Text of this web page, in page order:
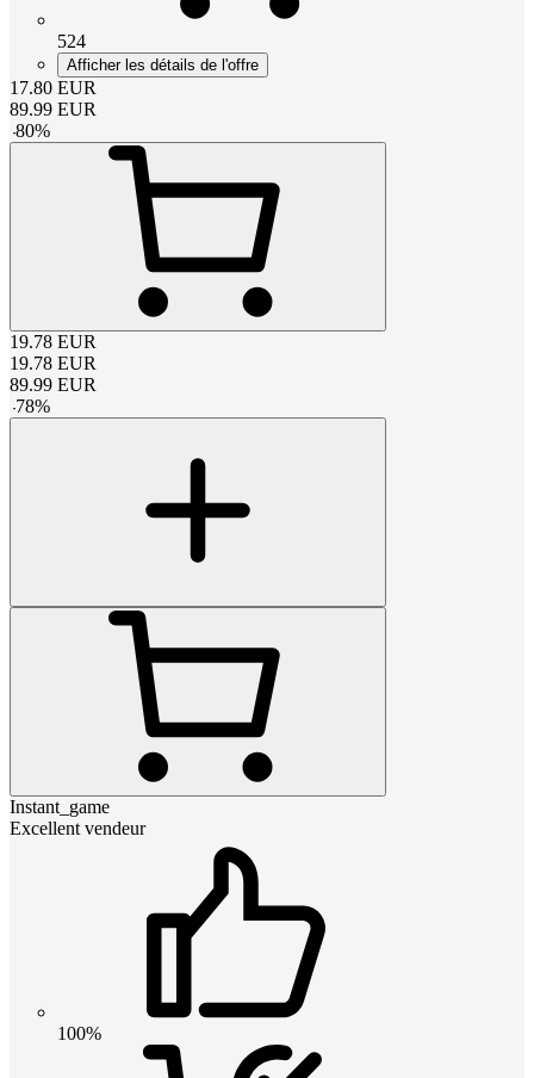
524
Afficher les détails de l'offre
17.80 EUR
89.99 EUR
-80%
19.78 EUR
19.78 EUR
89.99 EUR
-78%
Instant_game
Excellent vendeur
100%